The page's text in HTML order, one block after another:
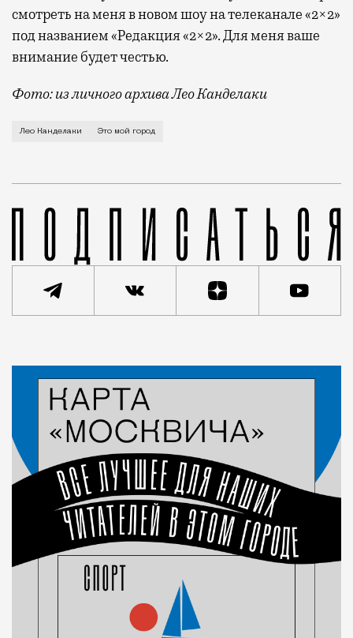
смотреть на меня в новом шоу на телеканале «2×2»
под названием «Редакция «2×2». Для меня ваше
внимание будет честью.
Фото: из личного архива Лео Канделаки
О родной Останкинской башне, о лучших
Лео Канделаки Это мой город
Статья
Люди
Ирина Иванова